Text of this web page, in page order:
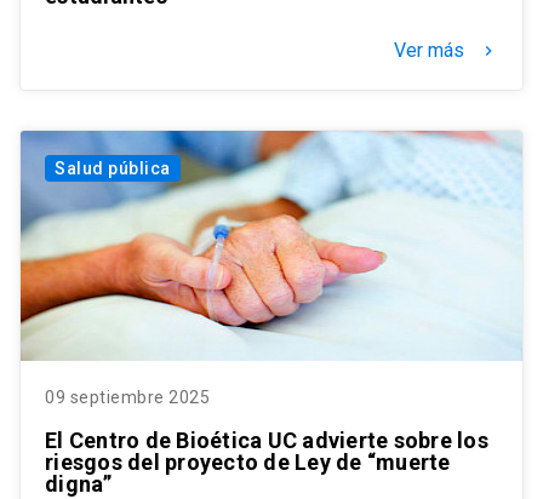
Ver más keyboard_arrow_right
Salud pública
09 septiembre 2025
El Centro de Bioética UC advierte sobre los
riesgos del proyecto de Ley de “muerte
digna”